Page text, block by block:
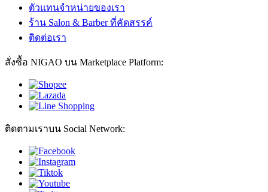
ตัวแทนจำหน่ายของเรา
ร้าน Salon & Barber ที่คัดสรรค์
ติดต่อเรา
สั่งซื้อ NIGAO บน Marketplace Platform:
ติดตามเราบน Social Network: